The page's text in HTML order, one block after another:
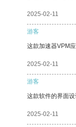
2025-02-11
游客
这款加速器VPM
2025-02-11
游客
这款软件的界面设
2025-02-11